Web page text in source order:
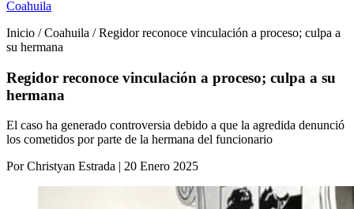
Coahuila
Inicio / Coahuila / Regidor reconoce vinculación a proceso; culpa a
su hermana
Regidor reconoce vinculación a proceso; culpa a su
hermana
El caso ha generado controversia debido a que la agredida denunció
los cometidos por parte de la hermana del funcionario
Por Christyan Estrada | 20 Enero 2025